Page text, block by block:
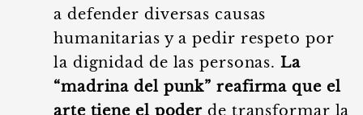
a defender diversas causas
humanitarias y a pedir respeto por
la dignidad de las personas.La
“madrina del punk” reafirma que el
arte tiene el poder de transformar la